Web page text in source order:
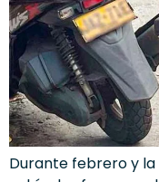
Durante febrero y la